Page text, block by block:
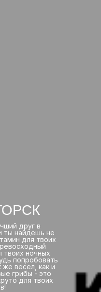
друг в
ты найдешь не
для твоих
ночных
попробовать
же весел, как и
грибы - это
для твоих